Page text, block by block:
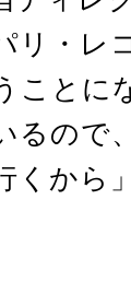
リ・レ
ことに
るので
くから